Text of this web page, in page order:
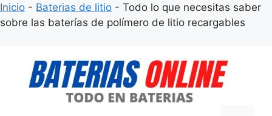
Inicio - Baterias de litio - Todo lo que necesitas saber
sobre las baterías de polímero de litio recargables
contenido